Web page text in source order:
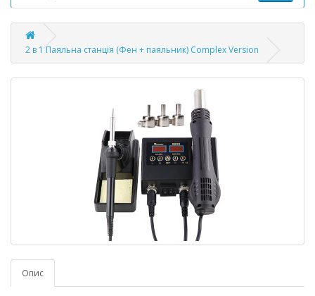
2 в 1 Паяльна станція (Фен + паяльник) Complex Version
Опис